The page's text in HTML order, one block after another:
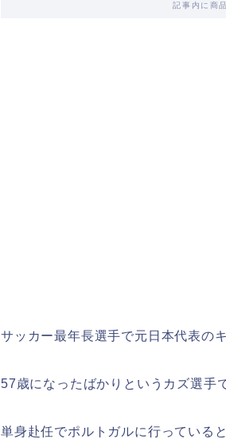
記事内に商
サッカー最年長選手で元日本代表の
57歳になったばかりというカズ選手
単身赴任でポルトガルに行っている